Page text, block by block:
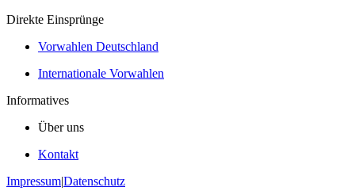
Direkte Einsprünge
Vorwahlen Deutschland
Internationale Vorwahlen
Informatives
Über uns
Kontakt
Impressum|Datenschutz